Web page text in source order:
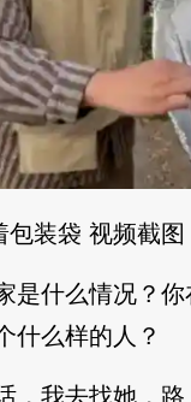
包装袋 视频截图
是什么情况？
什么样的人？
，我去找她，